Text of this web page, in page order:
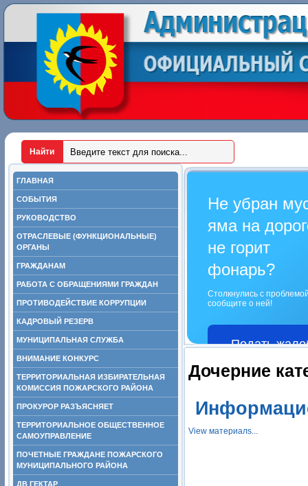
ГЛАВНАЯ
СОБЫТИЯ
РУКОВОДСТВО
ОТРАСЛЕВЫЕ (ФУНКЦИОНАЛЬНЫЕ)
ОРГАНЫ
ГРАЖДАНАМ
РАБОТА С ОБРАЩЕНИЯМИ ГРАЖДАН
ПРОТИВОДЕЙСТВИЕ КОРРУПЦИИ
КАДРОВЫЙ РЕЗЕРВ
МУНИЦИПАЛЬНАЯ СЛУЖБА
ВНИМАНИЕ КОНКУРС
ТЕРРИТОРИАЛЬНАЯ ИЗБИРАТЕЛЬНАЯ
КОМИССИЯ ПОЖАРСКОГО РАЙОНА
ПРОКУРОР РАЗЪЯСНЯЕТ
ТЕРРИТОРИАЛЬНОЕ ОБЩЕСТВЕННОЕ
САМОУПРАВЛЕНИЕ
ПОЧЕТНЫЕ ГРАЖДАНЕ ПОЖАРСКОГО
МУНИЦИПАЛЬНОГО РАЙОНА
ДВ ГЕКТАР
Не убран
яма на
не горит
фонарь?
Столкнулись с
сообщите о ней!
Подать
Дочерние
View материалs...